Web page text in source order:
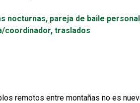
nocturnas, pareja de baile
coordinador, traslados
remotos entre montañas no es